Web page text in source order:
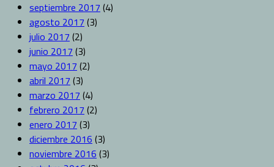
septiembre 2017 (4)
agosto 2017 (3)
julio 2017 (2)
junio 2017 (3)
mayo 2017 (2)
abril 2017 (3)
marzo 2017 (4)
febrero 2017 (2)
enero 2017 (3)
diciembre 2016 (3)
noviembre 2016 (3)